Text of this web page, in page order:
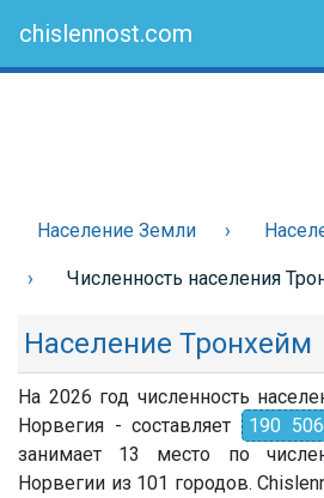
chislennost.com
Население Земли
Численность населения
Население Тронхейм
На 2026 год численность
Норвегия - составляет
190 506
занимает 13 место по
Норвегии из 101 городов.